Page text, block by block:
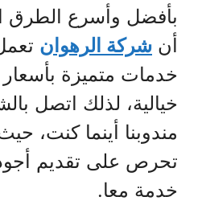
بأفضل وأسرع الطرق
أن شركة الرهوان
خدمات متميزة
خيالية، لذلك اتصل
مندوبنا أينما كنت،
تحرص على تقديم
خدمة معا.